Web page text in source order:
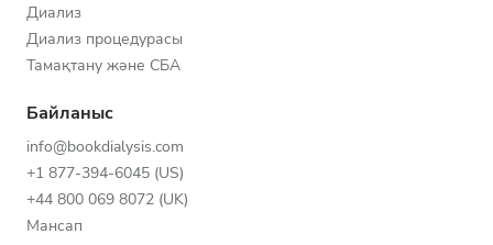
Диализ
Диализ процедурасы
Тамақтану және СБА
Байланыс
info@bookdialysis.com
+1 877-394-6045 (US)
+44 800 069 8072 (UK)
Мансап